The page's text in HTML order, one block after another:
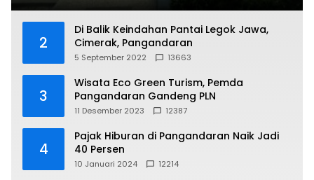
2
Di Balik Keindahan Pantai Legok Jawa,
Cimerak, Pangandaran
5 September 2022 13663
3
Wisata Eco Green Turism, Pemda
Pangandaran Gandeng PLN
11 Desember 2023 12387
4
Pajak Hiburan di Pangandaran Naik Jadi
40 Persen
10 Januari 2024 12214